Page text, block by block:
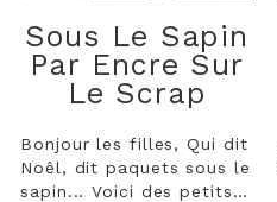
Sous Le Sapin
Par Encre Sur
Le Scrap
Bonjour les filles, Qui dit
Noêl, dit paquets sous le
sapin... Voici des petits